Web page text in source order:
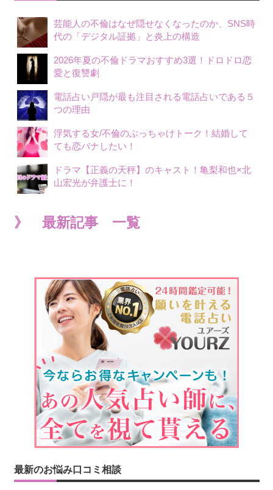
芸能人の不倫はなぜ隠せなくなったのか、SNS時
代の「デジタル証拠」と炎上の構造
2026年夏の不倫ドラマおすすめ3選！ドロドロ恋
愛と復讐劇
電話占い戸隠が最も注目される電話占いである５
つの理由
浮気する女/不倫のぶっちゃけトーク！結婚して
ても恋バナしたい！
ドラマ【正義の天秤】のキャスト！亀梨和也×北
山宏光が弁護士に！
》 最新記事 一覧
最新のお悩み口コミ相談